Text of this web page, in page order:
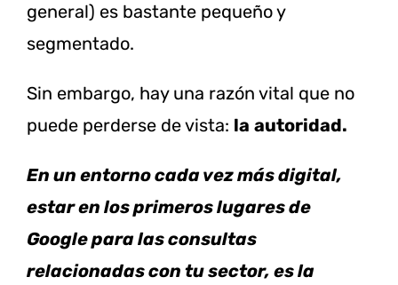
general) es bastante pequeño y
segmentado.
Sin embargo, hay una razón vital que no
puede perderse de vista: la autoridad.
En un entorno cada vez más digital,
estar en los primeros lugares de
Google para las consultas
relacionadas con tu sector, es la